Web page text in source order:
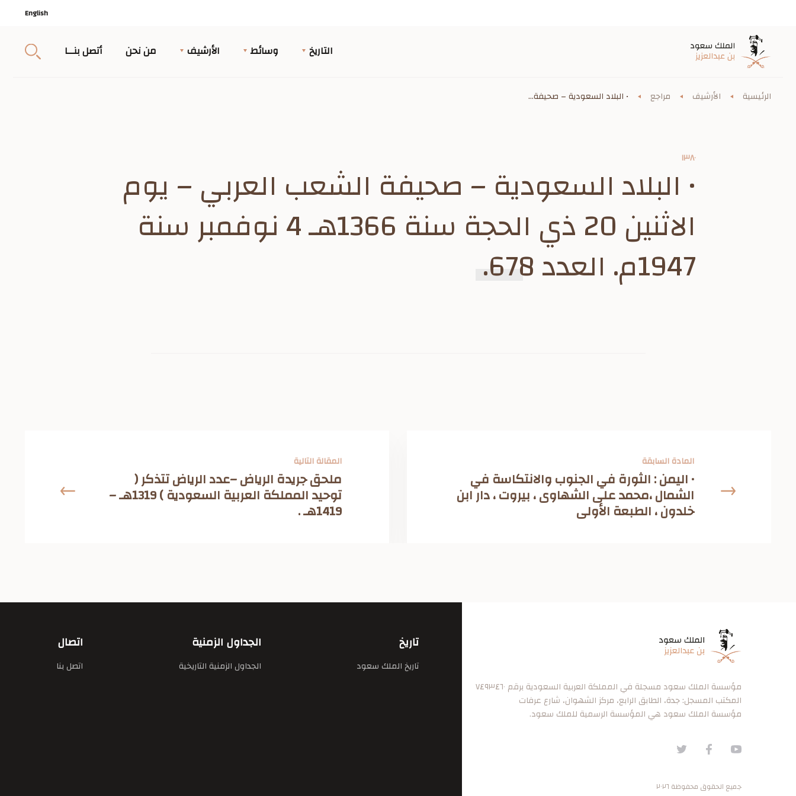
English
التاريخ وسائط الأرشيف من نحن أتصل بنــا
الرئيسية الأرشيف مراجع • البلاد السعودية – صحيفة...
١٣٨٠
• البلاد السعودية – صحيفة الشعب العربي – يوم
الاثنين 20 ذي الحجة سنة 1366هـ 4 نوفمبر سنة
1947م. العدد 678.
المادة السابقة
• اليمن : الثورة في الجنوب والانتكاسة في
الشمال ،محمد على الشهاوى ، بيروت ، دار ابن
خلدون ، الطبعة الأولى
المقالة التالية
ملحق جريدة الرياض –عدد الرياض تتذكر (
توحيد المملكة العربية السعودية ) 1319هـ –
1419هـ .
اتصال
اتصل بنا
الجداول الزمنية
الجداول الزمنية التاريخية
تاريخ
تاريخ الملك سعود
مؤسسة الملك سعود مسجلة في المملكة العربية السعودية برقم ٧٤٩٣٤٦٠
المكتب المسجل: جدة، الطابق الرابع، مركز الشهوان، شارع عرفات
مؤسسة الملك سعود هي المؤسسة الرسمية للملك سعود.
جميع الحقوق محفوظة ٢٠٢٦